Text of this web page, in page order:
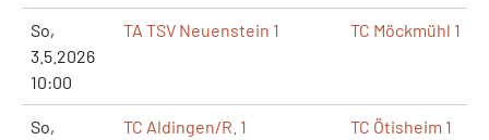
So,
3.5.2026
10:00
TA TSV Neuenstein 1 TC Möckmühl 1
So,
TC Aldingen/R. 1 TC Ötisheim 1